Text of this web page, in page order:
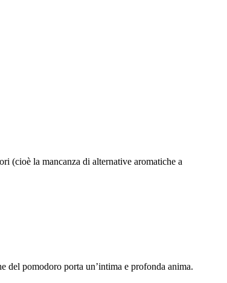
(cioè la mancanza di alternative aromatiche a
del pomodoro porta un’intima e profonda anima.